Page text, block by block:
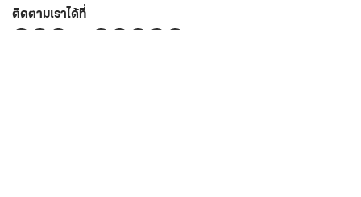
ติดตามเราได้ที่